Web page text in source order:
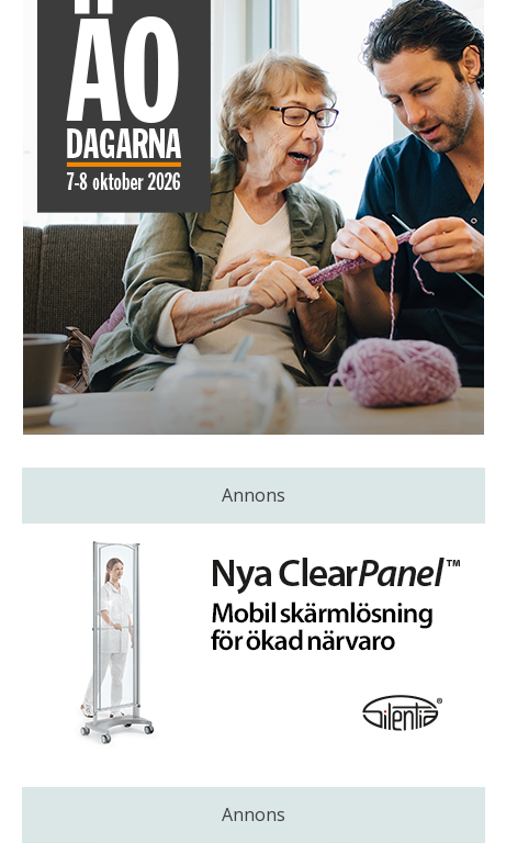
Annons
Annons